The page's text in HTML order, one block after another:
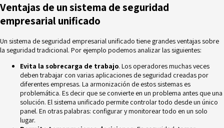
Ventajas de un sistema de seguridad
empresarial unificado
Un sistema de seguridad empresarial unificado tiene grandes ventajas sobre
la seguridad tradicional. Por ejemplo podemos analizar las siguientes:
Evita la sobrecarga de trabajo. Los operadores muchas veces
deben trabajar con varias aplicaciones de seguridad creadas por
diferentes empresas. La armonización de estos sistemas es
problemática. Es decir que se convierte en un problema antes que una
solución. El sistema unificado permite controlar todo desde un único
panel. En otras palabras: configurar y monitorear todo en un solo
lugar.